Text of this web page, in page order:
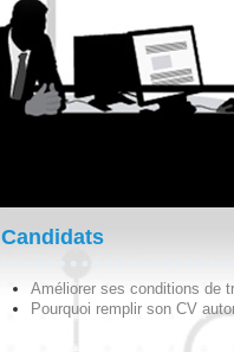
Candidats
Améliorer ses conditions de
Pourquoi remplir son CV